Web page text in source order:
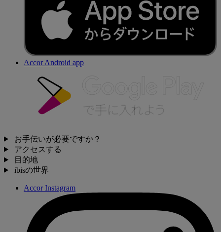
Accor Android app
お手伝いが必要ですか？
アクセスする
目的地
ibisの世界
Accor Instagram